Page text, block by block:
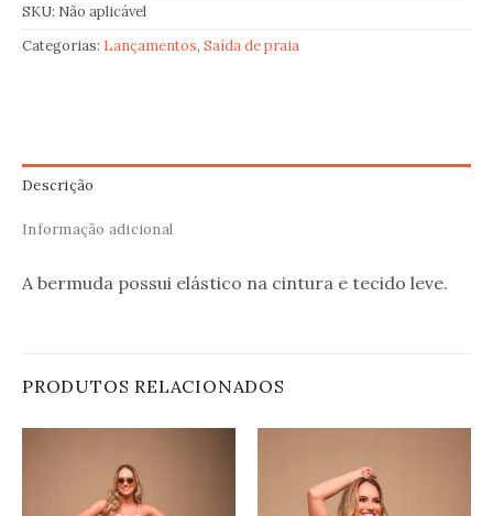
SKU: Não aplicável
Categorias: Lançamentos, Saída de praia
Descrição
Informação adicional
A bermuda possui elástico na cintura e tecido leve.
PRODUTOS RELACIONADOS